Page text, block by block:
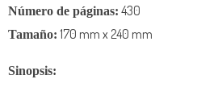
Número de páginas: 430
Tamaño: 170 mm x 240 mm
Sinopsis: